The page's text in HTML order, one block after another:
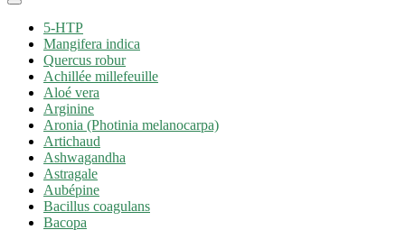
5-HTP
Mangifera indica
Quercus robur
Achillée millefeuille
Aloé vera
Arginine
Aronia (Photinia melanocarpa)
Artichaud
Ashwagandha
Astragale
Aubépine
Bacillus coagulans
Bacopa